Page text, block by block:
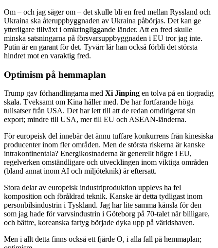
Om – och jag säger om – det skulle bli en fred mellan Ryssland och
Ukraina ska återuppbyggnaden av Ukraina påbörjas. Det kan ge
ytterligare tillväxt i omkringliggande länder. Att en fred skulle
minska satsningarna på försvarsuppbyggnaden i EU tror jag inte.
Putin är en garant för det. Tyvärr lär han också förbli det största
hindret mot en varaktig fred.
Optimism på hemmaplan
Trump gav förhandlingarna med Xi Jinping en tolva på en tiogradig
skala. Tveksamt om Kina håller med. De har fortfarande höga
tullsatser från USA. Det har lett till att de redan omdirigerat sin
export; mindre till USA, mer till EU och ASEAN-länderna.
För europeisk del innebär det ännu tuffare konkurrens från kinesiska
producenter inom fler områden. Men de största riskerna är kanske
intrakontinentala? Energikostnaderna är generellt högre i EU,
regelverken omständligare och utvecklingen inom viktiga områden
(bland annat inom AI och miljöteknik) är eftersatt.
Stora delar av europeisk industriproduktion upplevs ha fel
komposition och föråldrad teknik. Kanske är detta tydligast inom
personbilsindustrin i Tyskland. Jag har lite samma känsla för den
som jag hade för varvsindustrin i Göteborg på 70-talet när billigare,
och bättre, koreanska fartyg började dyka upp på världshaven.
Men i allt detta finns också ett fjärde O, i alla fall på hemmaplan;